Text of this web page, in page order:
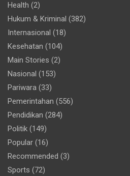
Health (2)
Hukum & Kriminal (382)
Internasional (18)
Kesehatan (104)
Main Stories (2)
Nasional (153)
Pariwara (33)
Pemerintahan (556)
Pendidikan (284)
Politik (149)
Popular (16)
Recommended (3)
Sports (72)